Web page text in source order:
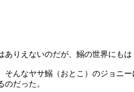
りえないのだが、鰯の世界にも
んなヤサ鰯（おとこ）のジョニ
だった。